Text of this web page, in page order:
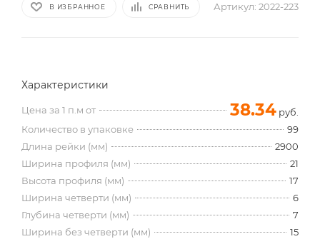
В ИЗБРАННОЕ СРАВНИТЬ Артикул: 2022-223
Характеристики
Цена за 1 п.м от 38.34 руб.
Количество в упаковке
99
Длина рейки (мм)
2900
Ширина профиля (мм)
21
Высота профиля (мм)
17
Ширина четверти (мм)
6
Глубина четверти (мм)
7
Ширина без четверти (мм)
15